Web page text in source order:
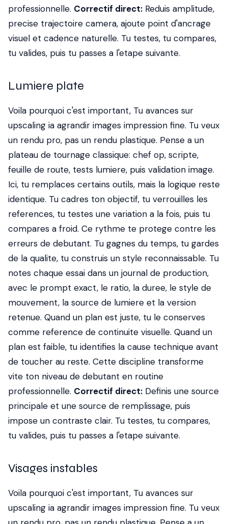
professionnelle. Correctif direct: Reduis amplitude,
precise trajectoire camera, ajoute point d'ancrage
visuel et cadence naturelle. Tu testes, tu compares,
tu valides, puis tu passes a l'etape suivante.
Lumiere plate
Voila pourquoi c'est important, Tu avances sur
upscaling ia agrandir images impression fine. Tu veux
un rendu pro, pas un rendu plastique. Pense a un
plateau de tournage classique: chef op, scripte,
feuille de route, tests lumiere, puis validation image.
Ici, tu remplaces certains outils, mais la logique reste
identique. Tu cadres ton objectif, tu verrouilles les
references, tu testes une variation a la fois, puis tu
compares a froid. Ce rythme te protege contre les
erreurs de debutant. Tu gagnes du temps, tu gardes
de la qualite, tu construis un style reconnaissable. Tu
notes chaque essai dans un journal de production,
avec le prompt exact, le ratio, la duree, le style de
mouvement, la source de lumiere et la version
retenue. Quand un plan est juste, tu le conserves
comme reference de continuite visuelle. Quand un
plan est faible, tu identifies la cause technique avant
de toucher au reste. Cette discipline transforme
vite ton niveau de debutant en routine
professionnelle. Correctif direct: Definis une source
principale et une source de remplissage, puis
impose un contraste clair. Tu testes, tu compares,
tu valides, puis tu passes a l'etape suivante.
Visages instables
Voila pourquoi c'est important, Tu avances sur
upscaling ia agrandir images impression fine. Tu veux